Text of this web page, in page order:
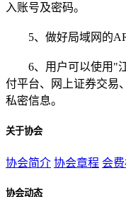
入账号及密码。
5、做好局域网的
6、用户可以使用"江
付平台、网上证券交易
私密信息。
关于协会
协会简介 协会章程 会
协会动态